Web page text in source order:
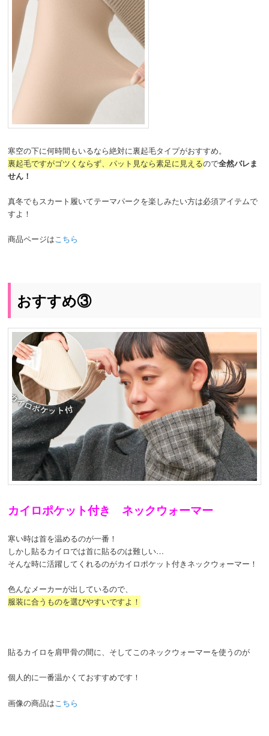
寒空の下に何時間もいるなら絶対に裏起毛タイプがおすすめ。
裏起毛ですがゴツくならず、パット見なら素足に見えるので全然バレま
せん！
真冬でもスカート履いてテーマパークを楽しみたい方は必須アイテムで
すよ！
商品ページはこちら
おすすめ③
カイロポケット付き ネックウォーマー
寒い時は首を温めるのが一番！
しかし貼るカイロでは首に貼るのは難しい…
そんな時に活躍してくれるのがカイロポケット付きネックウォーマー！
色んなメーカーが出しているので、
服装に合うものを選びやすいですよ！
貼るカイロを肩甲骨の間に、そしてこのネックウォーマーを使うのが
個人的に一番温かくておすすめです！
画像の商品は こちら